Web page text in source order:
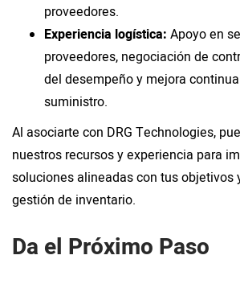
proveedores.
Experiencia logística: Apoyo en
proveedores, negociación de
del desempeño y mejora
suministro.
Al asociarte con DRG Technologies,
nuestros recursos y experiencia para
soluciones alineadas con tus objetivos
gestión de inventario.
Da el Próximo Paso